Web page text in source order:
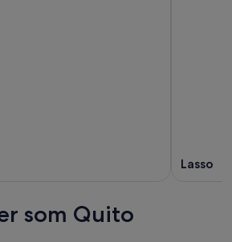
Lasso
som Quito